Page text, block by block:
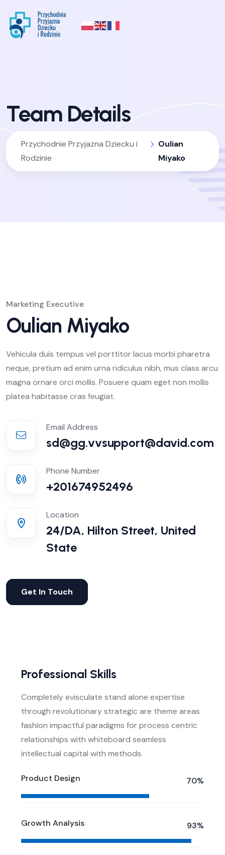
Team Details
Przychodnie Przyjazna Dziecku i
Rodzinie
Oulian
Miyako
Marketing Executive
Oulian Miyako
Vehicula duis tempus vel porttitor lacus morbi pharetra
neque, pretium ad enim urna ridiculus nibh, mus class arcu
magna ornare orci mollis. Posuere quam eget non mollis
platea habitasse cras feugiat.
Email Address
sd@gg.vvsupport@david.com
Phone Number
+201674952496
Location
24/DA, Hilton Street, United
State
Get In Touch
Professional Skills
Completely evisculate stand alone expertise
through revolutionary strategic are theme areas
fashion impactful paradigms for process centric
relationships with whiteboard seamless
intellectual capital with methods.
Product Design 70%
Growth Analysis 93%